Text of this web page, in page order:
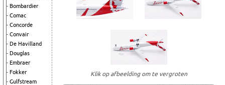
Bombardier
Comac
Concorde
Convair
De Havilland
Douglas
Embraer
Fokker
Gulfstream
Klik op afbeelding om te vergroten